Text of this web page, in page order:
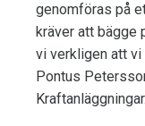
genomföras på
kräver att bägge
vi verkligen att
Pontus
Kraftanläggningar.